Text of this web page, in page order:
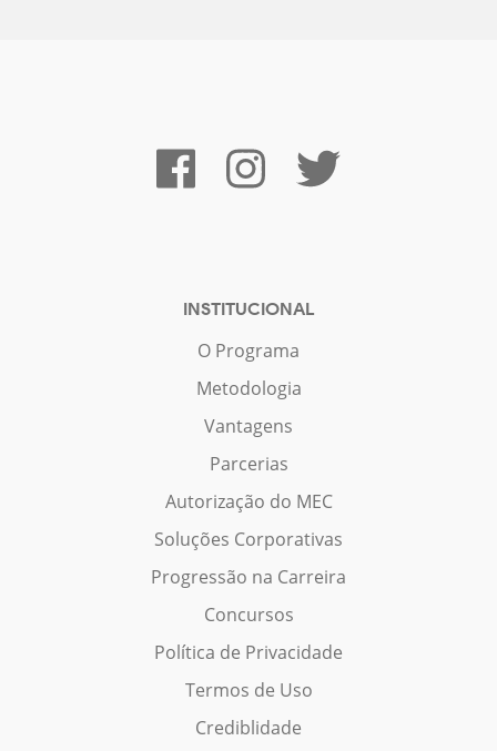
INSTITUCIONAL
O Programa
Metodologia
Vantagens
Parcerias
Autorização do MEC
Soluções Corporativas
Progressão na Carreira
Concursos
Política de Privacidade
Termos de Uso
Crediblidade